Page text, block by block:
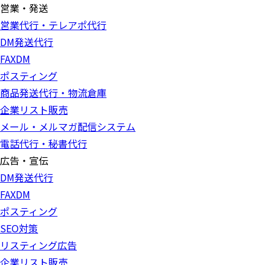
営業・発送
営業代行・テレアポ代行
DM発送代行
FAXDM
ポスティング
商品発送代行・物流倉庫
企業リスト販売
メール・メルマガ配信システム
電話代行・秘書代行
広告・宣伝
DM発送代行
FAXDM
ポスティング
SEO対策
リスティング広告
企業リスト販売